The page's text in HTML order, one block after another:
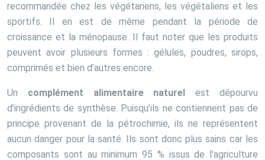
recommandée chez les végétariens, les végétaliens et les
sportifs. Il en est de même pendant la période de
croissance et la ménopause. Il faut noter que les produits
peuvent avoir plusieurs formes : gélules, poudres, sirops,
comprimés et bien d’autres encore.
Un complément alimentaire naturel est dépourvu
d’ingrédients de synthèse. Puisqu’ils ne contiennent pas de
principe provenant de la pétrochimie, ils ne représentent
aucun danger pour la santé. Ils sont donc plus sains car les
composants sont au minimum 95 % issus de l’agriculture